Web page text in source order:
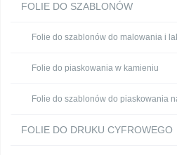
FOLIE DO SZABLONÓW
Folie do szablonów do malowania i
Folie do piaskowania w kamieniu
Folie do szablonów do piaskowania
FOLIE DO DRUKU CYFROWEGO